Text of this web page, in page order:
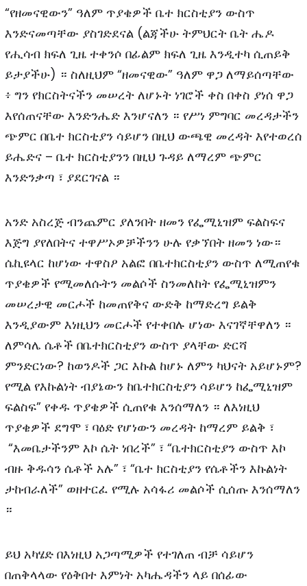
“የዘመናዊውን” ዓለም ጥያቄዎች ቤተ ክርስቲያን ውስጥ
እንድናመጣቸው ያስገድደናል (ልጃችሁ ትምህርት ቤት ሔዶ
የሒሳብ ክፍለ ጊዜ ተቀንሶ በፊልም ክፍለ ጊዜ እንዲተካ ሲጠይቅ
ይታያችሁ) ። ስለዚህም “ዘመናዊው” ዓለም ዋጋ ለማይሰጣቸው
፥ ግን የክርስትናችን መሠረት ለሆኑት ነገሮች ቀስ በቀስ ያነሰ ዋጋ
እየሰጠናቸው እንድንሔድ እንሆናለን ። የሥነ ምግባር መረዳታችን
ጭምር በቤተ ክርስቲያን ሳይሆን በዚህ ውጫዊ መረዳት እየተወረሰ
ይሔድና – ቤተ ክርስቲያንን በዚህ ጉዳይ ለማረም ጭምር
እንድንቃጣ ፣ ያደርገናል ።
አንድ አስረጅ ብንጨምር ያለንበት ዘመን የፌሚኒዝም ፍልስፍና
እጅግ ያየለበትና ተዋሥኦዎቻችንን ሁሉ የቃኘበት ዘመን ነው።
ሴኪዩላር ከሆነው ተዋስዖ አልፎ በቤተክርስቲያን ውስጥ ለሚጠየቁ
ጥያቄዎች የሚመለሱትን መልሶች ስንመለከት የፌሚኒዝምን
መሠረታዊ መርሖች ከመጠየቅና ውድቅ ከማድረግ ይልቅ
እንዲያውም እነዚህን መርሖች የተቀበሉ ሆነው እናገኛቸዋለን ።
ለምሳሌ ሴቶች በቤተክርስቲያን ውስጥ ያላቸው ድርሻ
ምንድርነው? ከወንዶች ጋር እኩል ከሆኑ ለምን ካህናት አይሆኑም?
የሚል የእኩልነት ብያኔውን ከቤተክርስቲያን ሳይሆን ከፌሚኒዝም
ፍልስፍ” የቀዱ ጥያቄዎች ሲጠየቁ እንሰማለን ። ለእነዚህ
ጥያቄዎች ደግሞ ፣ ባዕድ የሆነውን መረዳት ከማረም ይልቅ ፣
“እመቤታችንም እኮ ሴት ነበረች” ፣ “ቤተክርስቲያን ውስጥ እኮ
ብዙ ቅዱሳን ሴቶች አሉ” ፣ “ቤተ ክርስቲያን የሴቶችን እኩልነት
ታከብራለች” ወዘተርፈ የሚሉ አሳፋሪ መልሶች ሲሰጡ እንሰማለን
።
ይህ አካሄድ በእነዚህ አጋጣሚዎች የተገለጠ ብቻ ሳይሆን
በጠቅላላው የዕቅበተ እምነት አካሔዳችን ላይ በሰፊው